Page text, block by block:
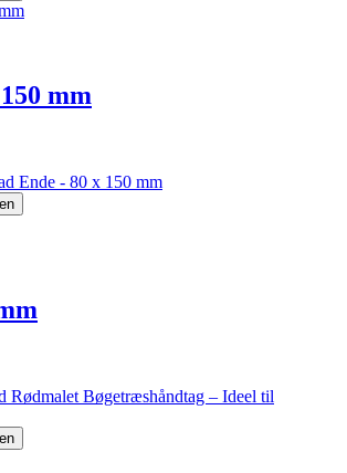
mm
Ende - 80 x 150 mm
Rødmalet Bøgetræshåndtag – Ideel til